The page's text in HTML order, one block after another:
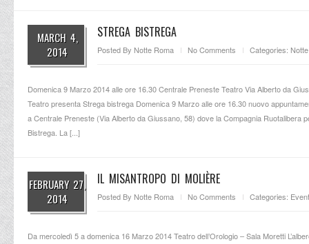
MARCH 4,
2014
STREGA BISTREGA
Posted By Notte Roma No Comments Categories:
Domenica 9 Marzo 2014 alle ore 16.30 Centrale Preneste Teatro Via Alberto da
Teatro presenta Strega bistrega Domenica 9 Marzo alle ore 16.30 nuovo
a Centrale Preneste (Via Alberto da Giussano, 58) dove la Compagnia Ruotalibera
Bistrega. La [...]
FEBRUARY 27,
2014
IL MISANTROPO DI MOLIÈRE
Posted By Notte Roma No Comments Categories:
Da mercoledì 5 a domenica 16 Marzo 2014 Teatro dell’Orologio – Sala Moretti